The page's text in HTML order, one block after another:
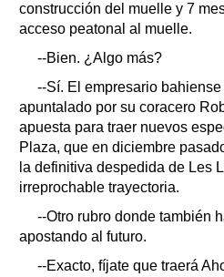
construcción del muelle y 7
acceso peatonal al muelle.
--Bien. ¿Algo más?
--Sí. El empresario
apuntalado por su coracero
apuesta para traer nuevos
Plaza, que en diciembre
la definitiva despedida de Les
irreprochable trayectoria.
--Otro rubro donde también
apostando al futuro.
--Exacto, fíjate que traerá